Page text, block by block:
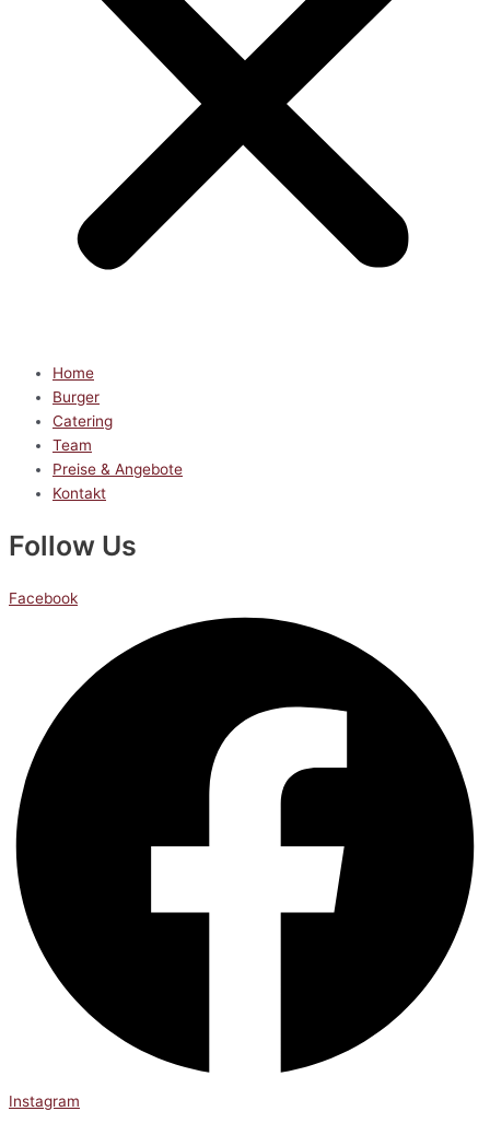
Home
Burger
Catering
Team
Preise & Angebote
Kontakt
Follow Us
Facebook
Instagram